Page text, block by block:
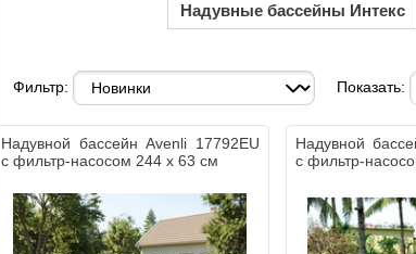
Надувные бассейны Интекс
Фильтр: Показать:
Надувной бассейн Avenli 17792EU
с фильтр-насосом 244 х 63 см
Надувной
с фильтр-